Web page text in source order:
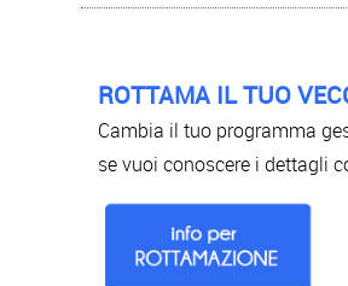
ROTTAMA IL TUO
Cambia il tuo programma
se vuoi conoscere i dettagli